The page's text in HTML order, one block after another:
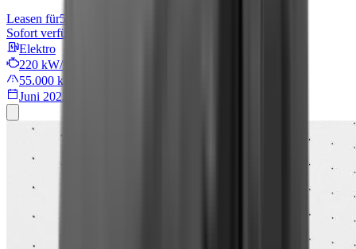
Leasen für567 € mtl.
Sofort verfügbar
Elektro
220 kW/299 PS
55.000 km
Juni 2022